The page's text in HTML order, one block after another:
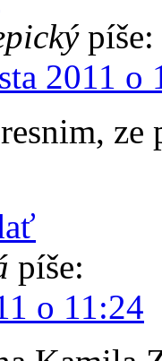
píše:
2011 o
píše:
o 11:24